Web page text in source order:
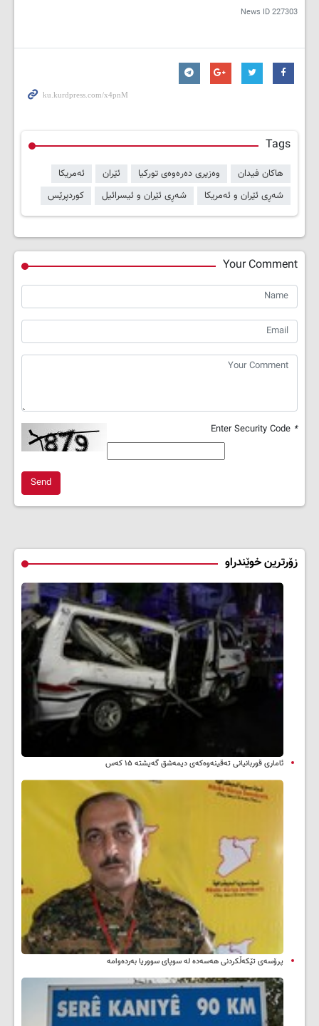
News ID227303
Tags
هاکان فیدان وەزیری دەرەوەی تورکیا ئێران
ئەمریکا
شەڕی ئێران و ئەمریکا
شەڕی ئێران و ئیسرائیل کوردپرێس
Your Comment
*
Send
زۆرترین خوێندراو
ئاماری قوربانیانی تەقینەوەکەی دیمەشق گەیشتە ۱۵ کەس
پرۆسەی تێکەڵکردنی هەسەدە لە سوپای سووریا بەردەوامە